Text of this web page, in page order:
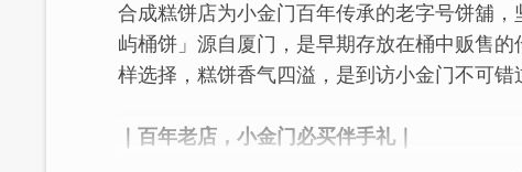
合成糕饼店为小金门百年传承的老字号饼舖
屿桶饼」源自厦门，是早期存放在桶中贩售
样选择，糕饼香气四溢，是到访小金门不可错
｜百年老店，小金门必买伴手礼｜